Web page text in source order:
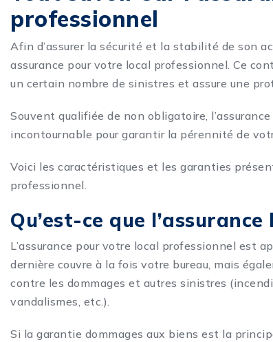
professionnel
Afin d’assurer la sécurité et la stabilité de son
assurance pour votre local professionnel. Ce
un certain nombre de sinistres et assure une
Souvent qualifiée de non obligatoire,
incontournable pour garantir la pérennité de
Voici les caractéristiques et les garanties
professionnel.
Qu’est-ce que
L’assurance pour votre local professionnel est
dernière couvre à la fois votre bureau, mais
contre les dommages et autres sinistres
vandalismes, etc.).
Si la garantie dommages aux biens est la